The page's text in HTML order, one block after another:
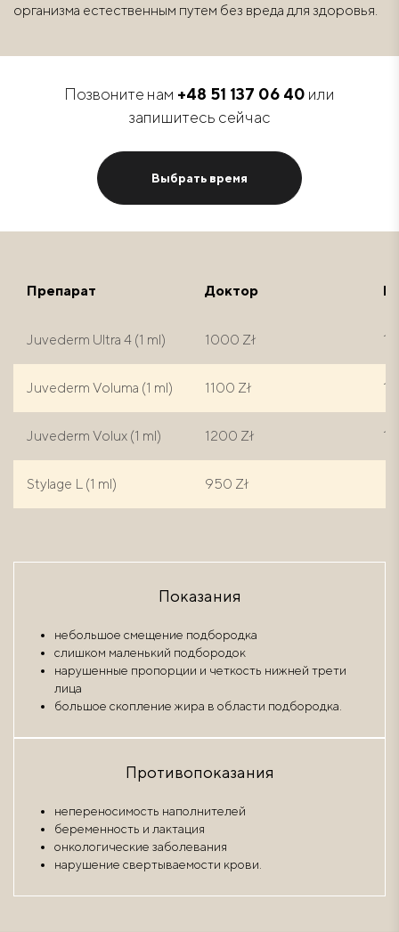
организма естественным путем без вреда для здоровья.
Позвоните нам +48 51 137 06 40 или
запишитесь сейчас
Выбрать время
Препарат Доктор
Juvederm Ultra 4 (1 ml) 1000 Zł
Juvederm Voluma (1 ml) 1100 Zł
Juvederm Volux (1 ml) 1200 Zł
Stylage L (1 ml) 950 Zł
Показания
небольшое смещение подбородка
слишком маленький подбородок
нарушенные пропорции и четкость нижней трети
лица
большое скопление жира в области подбородка.
Противопоказания
непереносимость наполнителей
беременность и лактация
онкологические заболевания
нарушение свертываемости крови.